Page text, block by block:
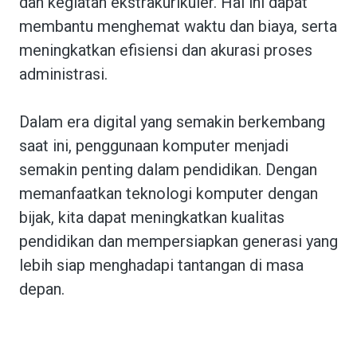
membantu menghemat waktu dan biaya, serta
meningkatkan efisiensi dan akurasi proses
administrasi.
Dalam era digital yang semakin berkembang
saat ini, penggunaan komputer menjadi
semakin penting dalam pendidikan. Dengan
memanfaatkan teknologi komputer dengan
bijak, kita dapat meningkatkan kualitas
pendidikan dan mempersiapkan generasi yang
lebih siap menghadapi tantangan di masa
depan.